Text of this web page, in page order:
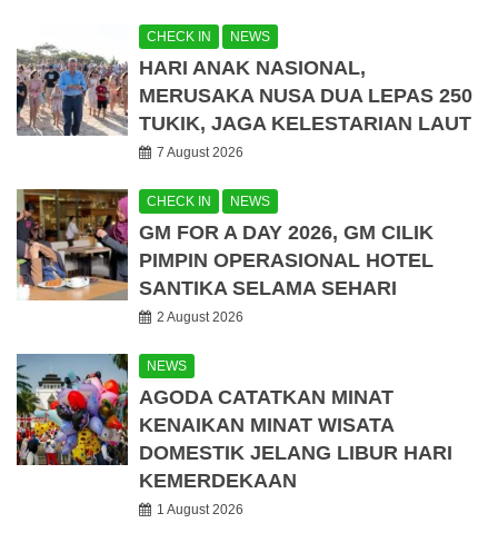
CHECK IN NEWS
HARI ANAK NASIONAL,
MERUSAKA NUSA DUA LEPAS 250
TUKIK, JAGA KELESTARIAN LAUT
7 August 2026
CHECK IN NEWS
GM FOR A DAY 2026, GM CILIK
PIMPIN OPERASIONAL HOTEL
SANTIKA SELAMA SEHARI
2 August 2026
NEWS
AGODA CATATKAN MINAT
KENAIKAN MINAT WISATA
DOMESTIK JELANG LIBUR HARI
KEMERDEKAAN
1 August 2026